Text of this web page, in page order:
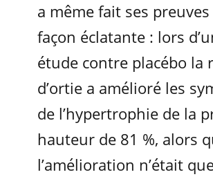
a même fait ses
façon éclatante : lors
étude contre placébo la
d’ortie a amélioré les
de l’hypertrophie de la
hauteur de 81 %, alors
l’amélioration n’était